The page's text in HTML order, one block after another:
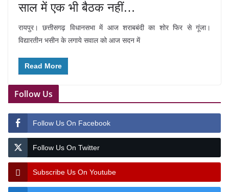
साल में एक भी बैठक नहीं…
रायपुर। छत्तीसगढ़ विधानसभा में आज शराबबंदी का शोर फिर से गूंजा।
विद्यारतीन भसीन के लगाये सवाल को आज सदन में
Read More
Follow Us
Follow Us On Facebook
Follow Us On Twitter
Subscribe Us On Youtube